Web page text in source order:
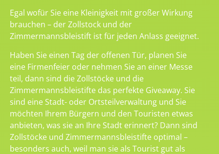
Egal wofür Sie eine Kleinigkeit mit großer Wirkung
brauchen – der Zollstock und der
Zimmermannsbleistift ist für jeden Anlass geeignet.
Haben Sie einen Tag der offenen Tür, planen Sie
eine Firmenfeier oder nehmen Sie an einer Messe
teil, dann sind die Zollstöcke und die
Zimmermannsbleistifte das perfekte Giveaway. Sie
sind eine Stadt- oder Ortsteilverwaltung und Sie
möchten Ihrem Bürgern und den Touristen etwas
anbieten, was sie an Ihre Stadt erinnert? Dann sind
Zollstöcke und Zimmermannsbleistifte optimal –
besonders auch, weil man sie als Tourist gut als